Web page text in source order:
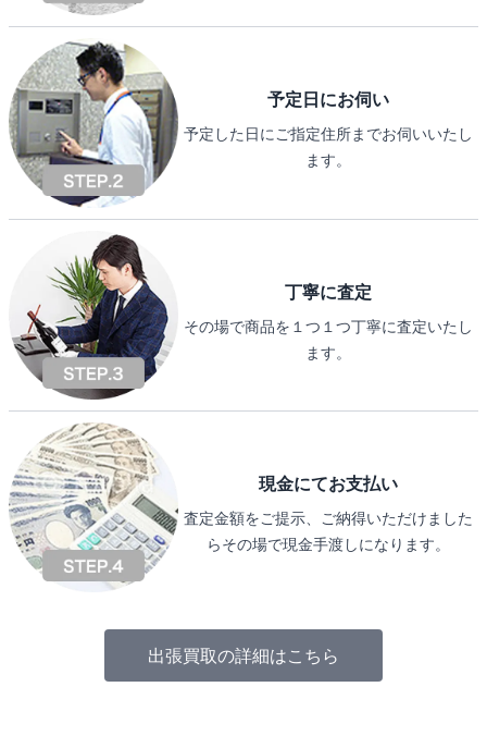
予定日にお伺い
予定した日にご指定住所までお伺いいたし
ます。
丁寧に査定
その場で商品を１つ１つ丁寧に査定いたし
ます。
現金にてお支払い
査定金額をご提示、ご納得いただけました
らその場で現金手渡しになります。
出張買取の詳細はこちら